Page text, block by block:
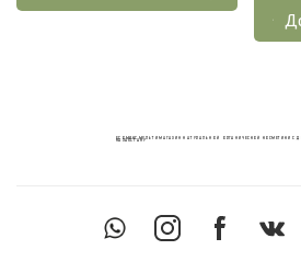
ECOМИКС МУЛЬТИМАГАЗИН НАТУРАЛЬНОЙ ОРГАНИЧЕСКОЙ КОСМЕТИКИ С
КАЗАХСТАНУ